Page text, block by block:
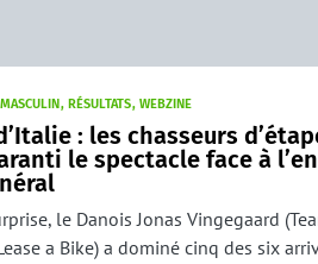
RÉSULTATS WEBZINE
: les chasseurs
le spectacle face à
le Danois Jonas Vingegaard
a Bike) a dominé cinq des six